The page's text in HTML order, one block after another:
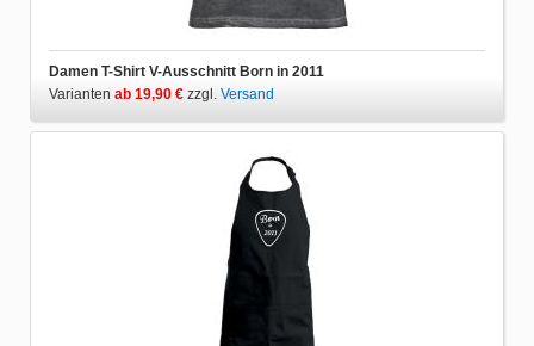
Damen T-Shirt V-Ausschnitt Born in 2011
Varianten ab 19,90 € zzgl. Versand